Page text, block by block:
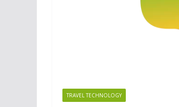
TRAVEL TECHNOLOGY